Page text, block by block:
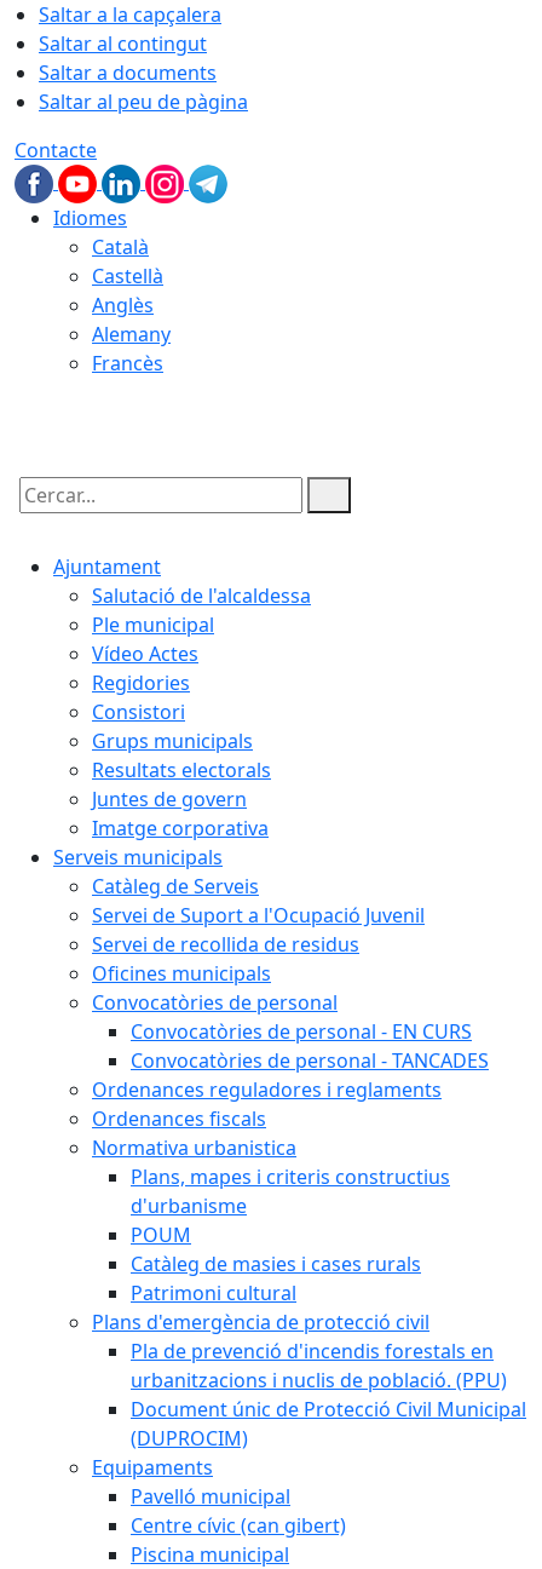
Saltar a la capçalera
Saltar al contingut
Saltar a documents
Saltar al peu de pàgina
Contacte
Idiomes
Català
Castellà
Anglès
Alemany
Francès
Cercar:
Ajuntament
Salutació de l'alcaldessa
Ple municipal
Vídeo Actes
Regidories
Consistori
Grups municipals
Resultats electorals
Juntes de govern
Imatge corporativa
Serveis municipals
Catàleg de Serveis
Servei de Suport a l'Ocupació Juvenil
Servei de recollida de residus
Oficines municipals
Convocatòries de personal
Convocatòries de personal - EN CURS
Convocatòries de personal - TANCADES
Ordenances reguladores i reglaments
Ordenances fiscals
Normativa urbanistica
Plans, mapes i criteris constructius
d'urbanisme
POUM
Catàleg de masies i cases rurals
Patrimoni cultural
Plans d'emergència de protecció civil
Pla de prevenció d'incendis forestals en
urbanitzacions i nuclis de població. (PPU)
Document únic de Protecció Civil Municipal
(DUPROCIM)
Equipaments
Pavelló municipal
Centre cívic (can gibert)
Piscina municipal